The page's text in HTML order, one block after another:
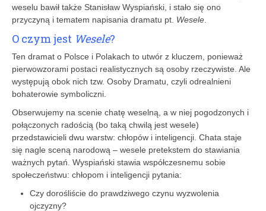
weselu bawił także Stanisław Wyspiański, i stało się ono
przyczyną i tematem napisania dramatu pt. Wesele
O czym jest Wesele?
Ten dramat o Polsce i Polakach to utwór z kluczem, ponieważ
pierwowzorami postaci realistycznych są osoby rzeczywiste. Ale
występują obok nich tzw. Osoby Dramatu, czyli odrealnieni
bohaterowie symboliczni.
Obserwujemy na scenie chatę weselną, a w niej pogodzonych i
połączonych radością (bo taką chwilą jest wesele)
przedstawicieli dwu warstw: chłopów i inteligencji. Chata staje
się nagle sceną narodową – wesele pretekstem do stawiania
ważnych pytań. Wyspiański stawia współczesnemu sobie
społeczeństwu: chłopom i inteligencji pytania:
Czy dorośliście do prawdziwego czynu wyzwolenia
ojczyzny?